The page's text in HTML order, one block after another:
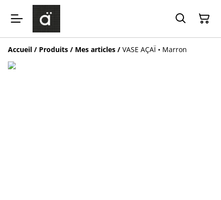
Accueil / Produits / Mes articles / VASE AÇAÏ • Marron